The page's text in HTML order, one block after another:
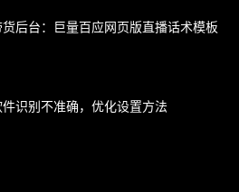
后台：巨量百应网页版直播话术模板
识别不准确，优化设置方法